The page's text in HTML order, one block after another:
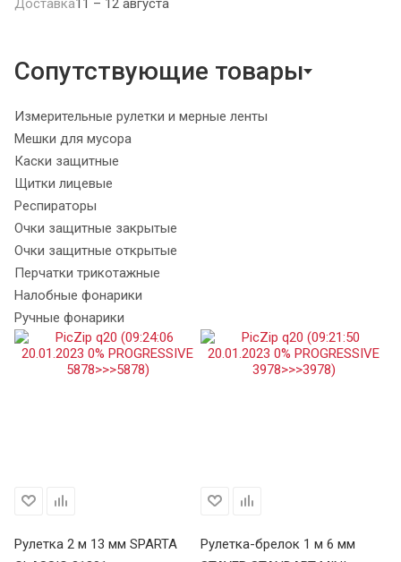
Сопутствующие товары
Измерительные рулетки и мерные ленты
Мешки для мусора
Каски защитные
Щитки лицевые
Респираторы
Очки защитные закрытые
Очки защитные открытые
Перчатки трикотажные
Налобные фонарики
Ручные фонарики
Рулетка 2 м 13 мм SPARTA
Рулетка-брелок 1 м 6 мм